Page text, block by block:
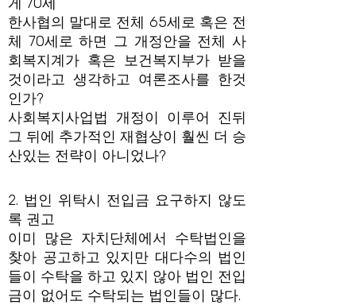
한사협의 말대로 전체 65세로 혹은 전
체 70세로 하면 그 개정안을 전체 사
회복지계가 혹은 보건복지부가 받을
것이라고 생각하고 여론조사를 한것
인가?
사회복지사업법 개정이 이루어 진뒤
그 뒤에 추가적인 재협상이 훨씬 더 승
산있는 전략이 아니었나?
2. 법인 위탁시 전입금 요구하지 않도
록 권고
이미 많은 자치단체에서 수탁법인을
찾아 공고하고 있지만 대다수의 법인
들이 수탁을 하고 있지 않아 법인 전입
금이 없어도 수탁되는 법인들이 많다.